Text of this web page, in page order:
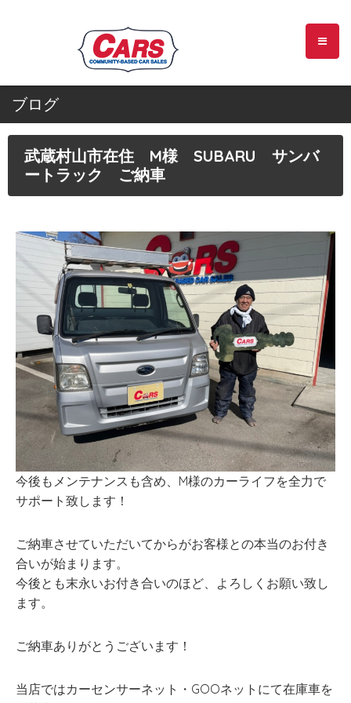
ブログ
武蔵村山市在住 M様 SUBARU サンバ
ートラック ご納車
今後もメンテナンスも含め、M様のカーライフを全力で
サポート致します！
ご納車させていただいてからがお客様との本当のお付き
合いが始まります。
今後とも末永いお付き合いのほど、よろしくお願い致し
ます。
ご納車ありがとうございます！
当店ではカーセンサーネット・GOOネットにて在庫車を